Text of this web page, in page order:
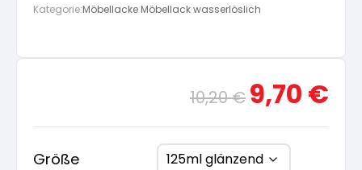
Spezialfarben
Kategorie:Möbellacke Möbellack wasserlöslich
10,20€
Ursprünglicher
Preis
war:
10,20 €
9,70 €
ist:
Größe